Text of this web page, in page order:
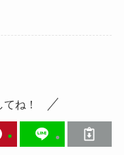
ね！